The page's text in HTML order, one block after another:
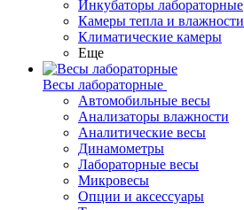
Инкубаторы лабораторные
Камеры тепла и влажности
Климатические камеры
Еще
Весы лабораторные
Автомобильные весы
Анализаторы влажности
Аналитические весы
Динамометры
Лабораторные весы
Микровесы
Опции и аксессуары